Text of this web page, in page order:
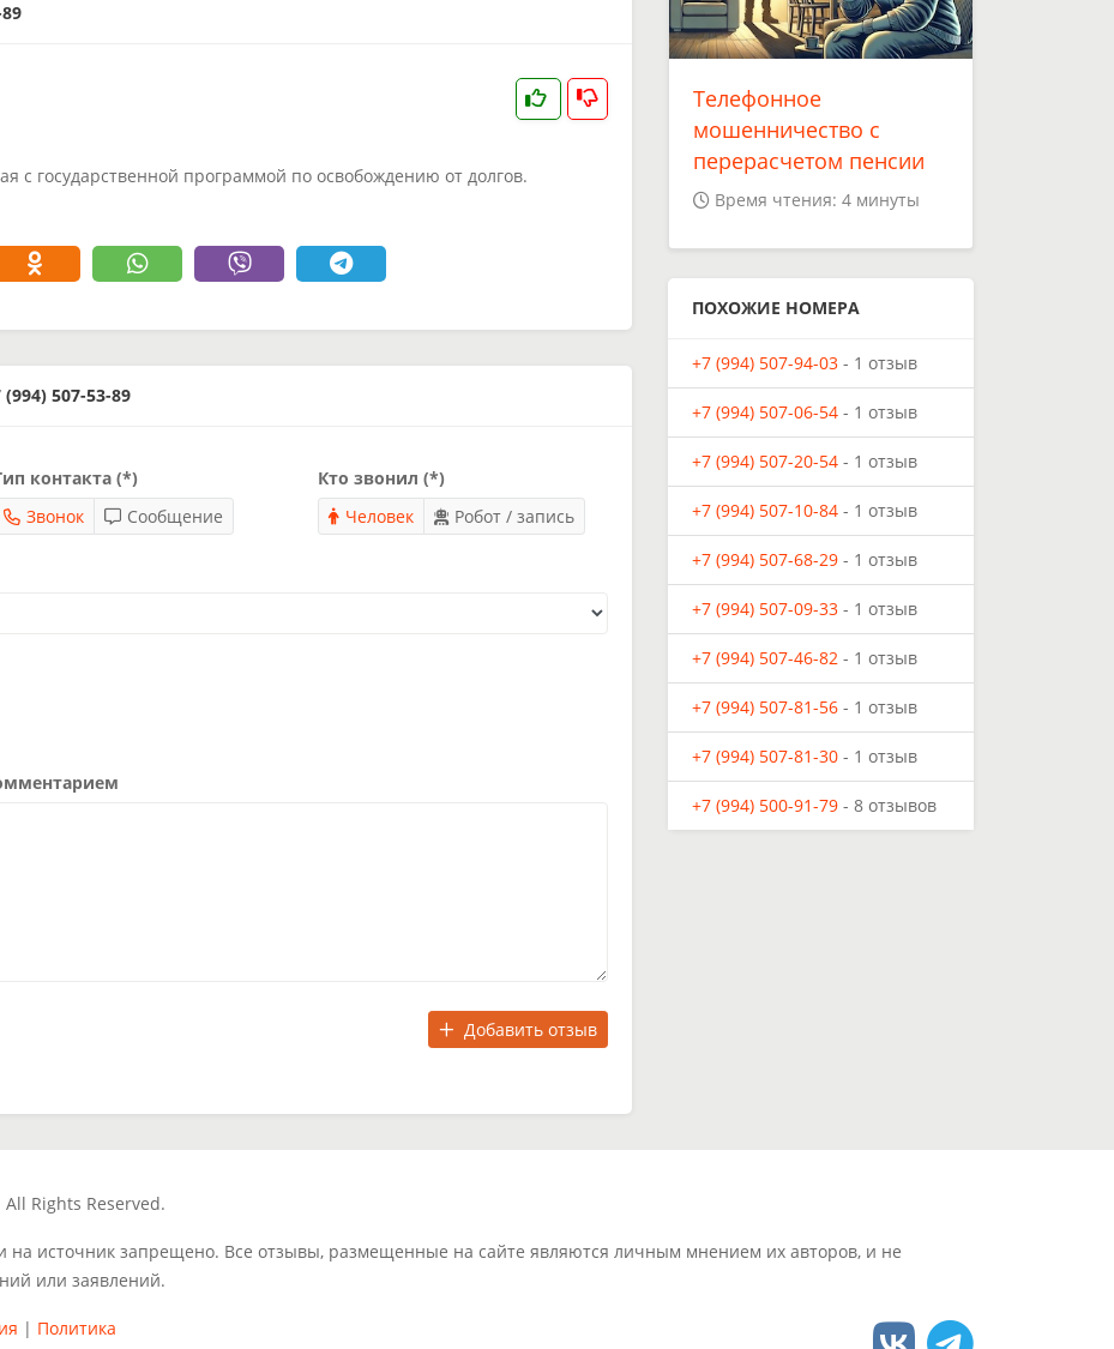
с государственной программой по освобождению от долгов.
507-53-89
контакта (*)
Звонок
Сообщение
Кто звонил (*)
Человек
Робот / запись
Добавить отзыв
Телефонное
мошенничество с
перерасчетом пенсии
Время чтения: 4 минуты
ПОХОЖИЕ НОМЕРА
+7 (994) 507-94-03 - 1 отзыв
+7 (994) 507-06-54 - 1 отзыв
+7 (994) 507-20-54 - 1 отзыв
+7 (994) 507-10-84 - 1 отзыв
+7 (994) 507-68-29 - 1 отзыв
+7 (994) 507-09-33 - 1 отзыв
+7 (994) 507-46-82 - 1 отзыв
+7 (994) 507-81-56 - 1 отзыв
+7 (994) 507-81-30 - 1 отзыв
+7 (994) 500-91-79 - 8 отзывов
Rights Reserved.
на источник запрещено. Все отзывы, размещенные на сайте являются личным мнением их авторов, и не
или заявлений.
| Политика